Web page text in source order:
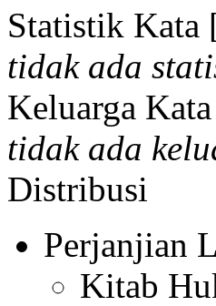
Statistik Kata
tidak ada
Keluarga
tidak ada
Distribusi
Perjanjian
Kitab